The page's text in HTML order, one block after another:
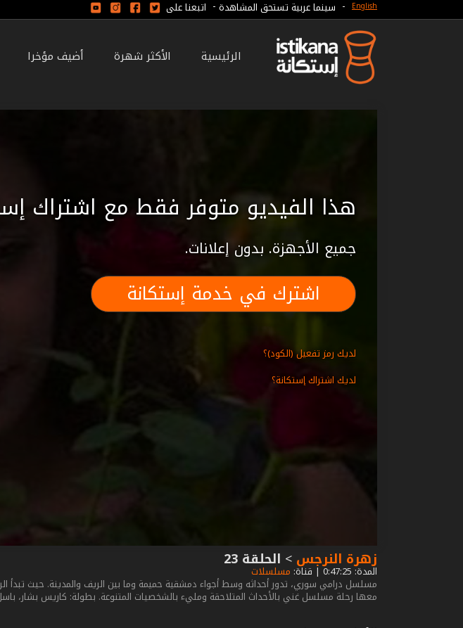
English
- سينما عربية تستحق المشاهدة - اتبعنا على
الرئيسية الأكثر شهرة أضيف مؤخرا
هذا الفيديو متوفر فقط مع اشتراك
جميع الأجهزة. بدون إعلانات.
اشترك في خدمة إستكانة
لديك رمز تفعيل (الكود)؟
لديك اشتراك إستكانة؟
زهرة النرجس > الحلقة 23
المدة: 0:47:25 | قناة: مسلسلات
معها رحلة مسلسل غني بالأحداث المتلاحقة ومليء بالشخصيات المتنوعة. بطولة: كاريس بشار،